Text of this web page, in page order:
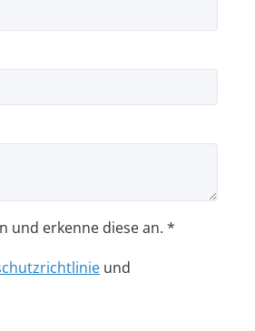
und erkenne diese an. *
und